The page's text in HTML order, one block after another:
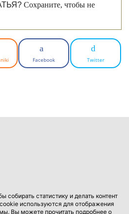
Сохраните, чтобы не
Facebook Twitter
статистику и делать контент
используются для отображения
Вы можете прочитать подробнее о